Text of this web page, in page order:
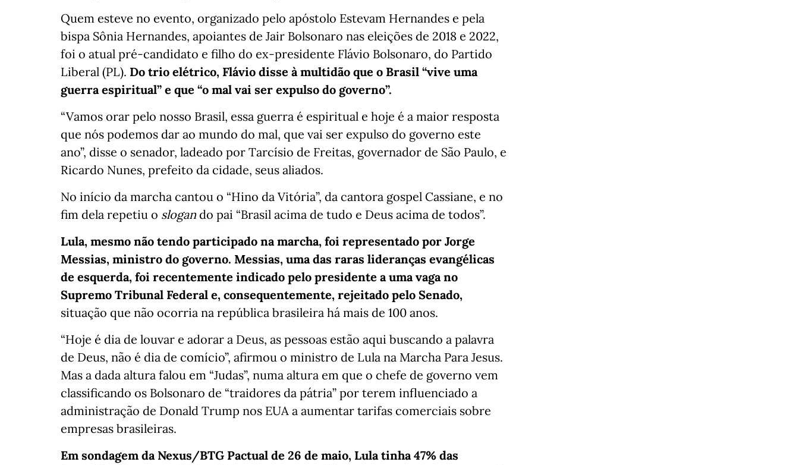
Quem esteve no evento, organizado pelo apóstolo Estevam Hernandes e pela
bispa Sônia Hernandes, apoiantes de Jair Bolsonaro nas eleições de 2018 e 2022,
foi o atual pré-candidato e filho do ex-presidente Flávio Bolsonaro, do Partido
Liberal (PL). Do trio elétrico, Flávio disse à multidão que o Brasil “vive uma
guerra espiritual” e que “o mal vai ser expulso do governo”.
“Vamos orar pelo nosso Brasil, essa guerra é espiritual e hoje é a maior resposta
que nós podemos dar ao mundo do mal, que vai ser expulso do governo este
ano”, disse o senador, ladeado por Tarcísio de Freitas, governador de São Paulo, e
Ricardo Nunes, prefeito da cidade, seus aliados.
No início da marcha cantou o “Hino da Vitória”, da cantora gospel Cassiane, e no
fim dela repetiu o slogan do pai “Brasil acima de tudo e Deus acima de todos”.
Lula, mesmo não tendo participado na marcha, foi representado por Jorge
Messias, ministro do governo. Messias, uma das raras lideranças evangélicas
de esquerda, foi recentemente indicado pelo presidente a uma vaga no
Supremo Tribunal Federal e, consequentemente, rejeitado pelo Senado,
situação que não ocorria na república brasileira há mais de 100 anos.
“Hoje é dia de louvar e adorar a Deus, as pessoas estão aqui buscando a palavra
de Deus, não é dia de comício”, afirmou o ministro de Lula na Marcha Para Jesus.
Mas a dada altura falou em “Judas”, numa altura em que o chefe de governo vem
classificando os Bolsonaro de “traidores da pátria” por terem influenciado a
administração de Donald Trump nos EUA a aumentar tarifas comerciais sobre
empresas brasileiras.
Em sondagem da Nexus/BTG Pactual de 26 de maio, Lula tinha 47% das